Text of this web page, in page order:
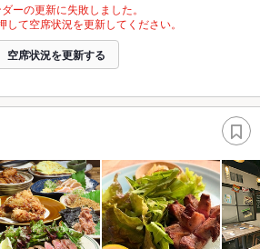
ーの更新に失敗しました。
して空席状況を更新してください。
空席状況を更新する